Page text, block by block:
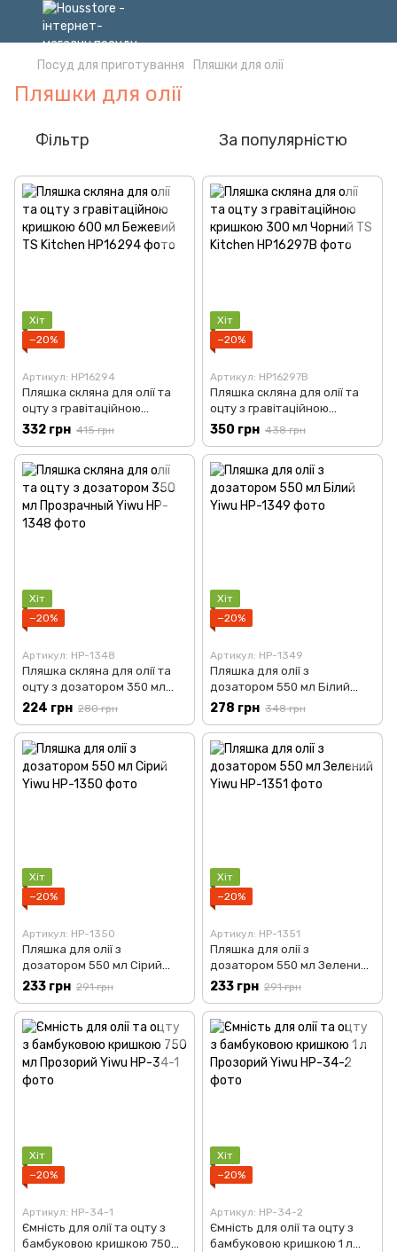
Посуд для приготування Пляшки для олії
Пляшки для олії
Фільтр За популярністю
Хіт
−20%
Артикул: HP16294
Пляшка скляна для олії та
оцту з гравітаційною
кришкою 600 мл Бежевий TS
Kitchen HP16294
332 грн 415 грн
Хіт
−20%
Артикул: HP16297B
Пляшка скляна для олії та
оцту з гравітаційною
кришкою 300 мл Чорний TS
Kitchen HP16297B
350 грн 438 грн
Хіт
−20%
Артикул: HP-1348
Пляшка скляна для олії та
оцту з дозатором 350 мл
Прозрачный Yiwu HP-1348
224 грн 280 грн
Хіт
−20%
Артикул: HP-1349
Пляшка для олії з
дозатором 550 мл Білий
Yiwu HP-1349
278 грн 348 грн
Хіт
−20%
Артикул: HP-1350
Пляшка для олії з
дозатором 550 мл Сірий
Yiwu HP-1350
233 грн 291 грн
Хіт
−20%
Артикул: HP-1351
Пляшка для олії з
дозатором 550 мл Зелений
Yiwu HP-1351
233 грн 291 грн
Хіт
−20%
Артикул: HP-34-1
Ємність для олії та оцту з
бамбуковою кришкою 750
Хіт
−20%
Артикул: HP-34-2
Ємність для олії та оцту з
бамбуковою кришкою 1 л